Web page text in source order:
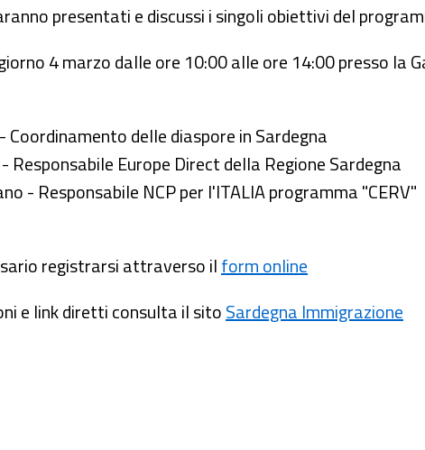
presentati e discussi i singoli obiettivi del
4 marzo dalle ore 10:00 alle ore 14:00 presso la
delle diaspore in Sardegna
Responsabile Europe Direct della Regione Sardegna
- Responsabile NCP per l'ITALIA programma "CERV"
registrarsi attraverso ilform online
e link diretti consulta il sitoSardegna Immigrazione